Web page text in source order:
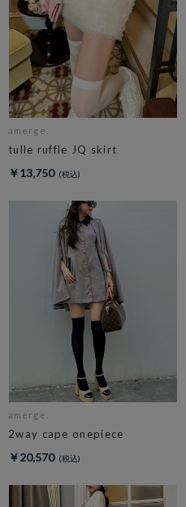
amerge.
tulle ruffle JQ skirt
￥13,750
amerge.
2way cape onepiece
￥20,570